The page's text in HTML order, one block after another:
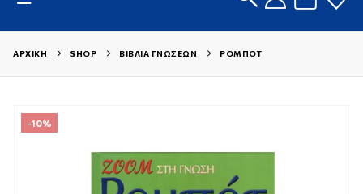
ΑΡΧΙΚΉ SHOP ΒΙΒΛΊΑ ΓΝΏΣΕΩΝ ΡΟΜΠΌΤ
-10%